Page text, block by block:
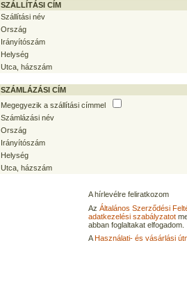
SZÁLLÍTÁSI CÍM
Szállítási név
Ország
Irányítószám
Helység
Utca, házszám
SZÁMLÁZÁSI CÍM
Megegyezik a szállítási címmel
Számlázási név
Ország
Irányítószám
Helység
Utca, házszám
A hírlevélre feliratkozom
Az Általános Szerződési
adatkezelési szabályzatot
abban foglaltakat elfogadom.
AHasználati- és vásárlási